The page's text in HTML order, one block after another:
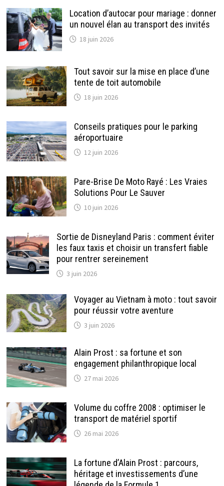
Location d’autocar pour mariage : donner
un nouvel élan au transport des invités
18 juin 2026
Tout savoir sur la mise en place d’une
tente de toit automobile
18 juin 2026
Conseils pratiques pour le parking
aéroportuaire
12 juin 2026
Pare-Brise De Moto Rayé : Les Vraies
Solutions Pour Le Sauver
10 juin 2026
Sortie de Disneyland Paris : comment éviter
les faux taxis et choisir un transfert fiable
pour rentrer sereinement
3 juin 2026
Voyager au Vietnam à moto : tout savoir
pour réussir votre aventure
3 juin 2026
Alain Prost : sa fortune et son
engagement philanthropique local
27 mai 2026
Volume du coffre 2008 : optimiser le
transport de matériel sportif
26 mai 2026
La fortune d’Alain Prost : parcours,
héritage et investissements d’une